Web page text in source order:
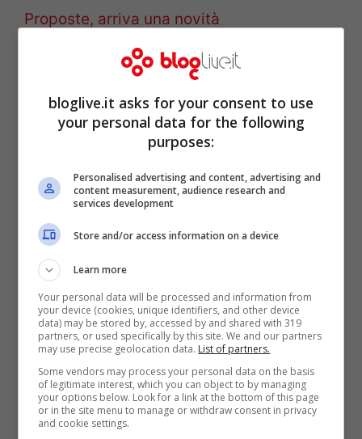
Proposte, arriva una novità
Gerry Scotti, la
confessione inaspettata:
sarebbe la prima volta
bloglive.it asks for your consent to use
your personal data for the following
purposes:
Personalised advertising and content, advertising and
content measurement, audience research and
services development
Store and/or access information on a device
Learn more
Your personal data will be processed and information from
your device (cookies, unique identifiers, and other device
data) may be stored by, accessed by and shared with 319
partners, or used specifically by this site. We and our partners
may use precise geolocation data. List of partners.
Some vendors may process your personal data on the basis
of legitimate interest, which you can object to by managing
your options below. Look for a link at the bottom of this page
or in the site menu to manage or withdraw consent in privacy
and cookie settings.